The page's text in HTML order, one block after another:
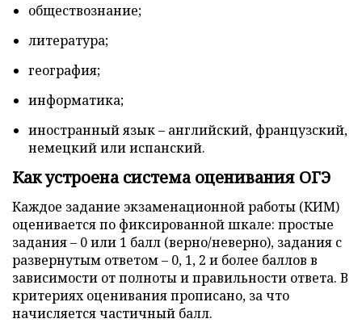
обществознание;
литература;
география;
информатика;
иностранный язык – английский, французский,
немецкий или испанский.
Как устроена система оценивания ОГЭ
Каждое задание экзаменационной работы (КИМ)
оценивается по фиксированной шкале: простые
задания – 0 или 1 балл (верно/неверно), задания с
развернутым ответом – 0, 1, 2 и более баллов в
зависимости от полноты и правильности ответа. В
критериях оценивания прописано, за что
начисляется частичный балл.